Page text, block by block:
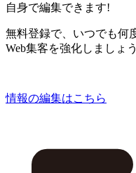
自身で編集できます!
無料登録で、いつでも何
Web集客を強化しましょう
情報の編集はこちら